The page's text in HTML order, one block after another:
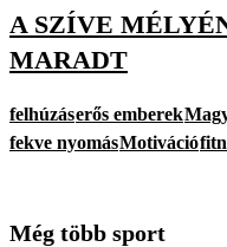
A SZÍVE
MARADT
felhúzáserős emberek
fekve nyomásMotiváció
Még több sport